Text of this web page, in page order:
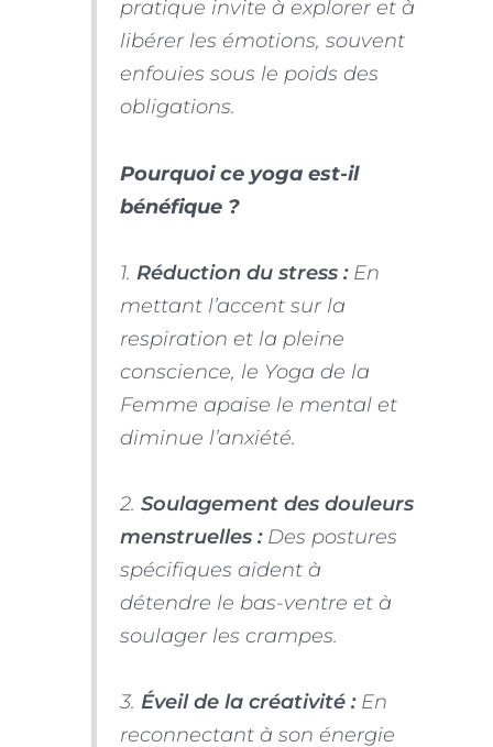
pratique invite à explorer et à
libérer les émotions, souvent
enfouies sous le poids des
obligations.
Pourquoi ce yoga est-il
bénéfique ?
1. Réduction du stress :En
mettant l’accent sur la
respiration et la pleine
conscience, le Yoga de la
Femme apaise le mental et
diminue l’anxiété.
2. Soulagement des douleurs
menstruelles :Des postures
spécifiques aident à
détendre le bas-ventre et à
soulager les crampes.
3. Éveil de la créativité :En
reconnectant à son énergie